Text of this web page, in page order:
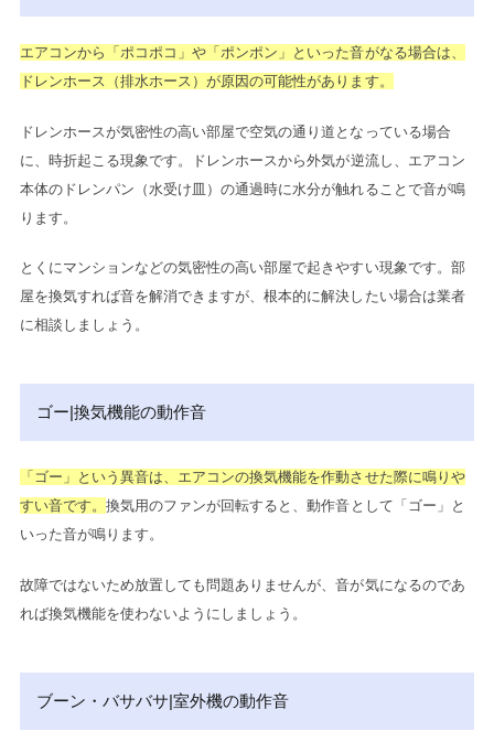
エアコンから「ポコポコ」や「ポンポン」といった音がなる場合は、
ドレンホース（排水ホース）が原因の可能性があります。
ドレンホースが気密性の高い部屋で空気の通り道となっている場合
に、時折起こる現象です。
ドレンホースから外気が逆流し、エアコン
本体のドレンパン（水受け皿）の通過時に水分が触れることで音が鳴
ります。
とくにマンションなどの気密性の高い部屋で起きやすい現象です。部
屋を換気すれば音を解消できますが、根本的に解決したい場合は業者
に相談しましょう。
ゴー|換気機能の動作音
「ゴー」という異音は、エアコンの換気機能を作動させた際に鳴りや
すい音です。換気用のファンが回転すると、動作音として「ゴー」と
いった音が鳴ります。
故障ではないため放置しても問題ありませんが、音が気になるのであ
れば換気機能を使わないようにしましょう。
ブーン・バサバサ|室外機の動作音